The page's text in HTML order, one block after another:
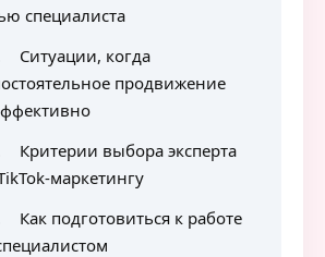
специалиста
Ситуации, когда
продвижение
Критерии выбора эксперта
маркетингу
Как подготовиться к работе